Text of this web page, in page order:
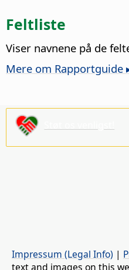
Feltliste
Viser navnene på de
Mere om Rapportguide
Impressum (Legal Info) |
text and images on this